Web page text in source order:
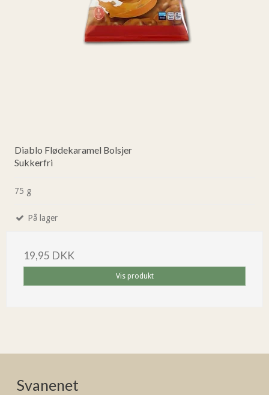
Diablo Flødekaramel Bolsjer
Sukkerfri
75 g
På lager
19,95 DKK
Vis produkt
Svanenet